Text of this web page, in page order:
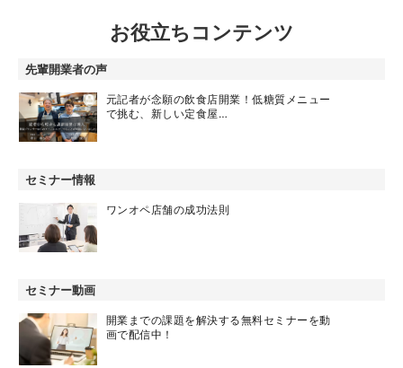
お役立ちコンテンツ
先輩開業者の声
元記者が念願の飲食店開業！低糖質メニュー
で挑む、新しい定食屋…
セミナー情報
ワンオペ店舗の成功法則
セミナー動画
開業までの課題を解決する無料セミナーを動
画で配信中！